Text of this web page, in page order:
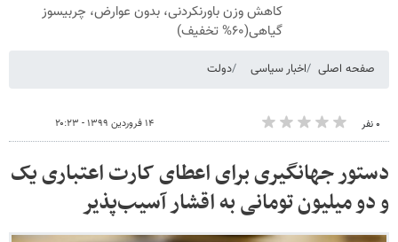
کاهش وزن باورنکردنی، بدون عوارض، چربیسوز
گیاهی(۶۰% تخفیف)
صفحه اصلی اخبار سیاسی دولت
۰ نفر ۱۴ فروردین ۱۳۹۹ - ۲۰:۲۳
دستور جهانگیری برای اعطای کارت اعتباری یک
و دو میلیون تومانی به اقشار آسیب‌پذیر